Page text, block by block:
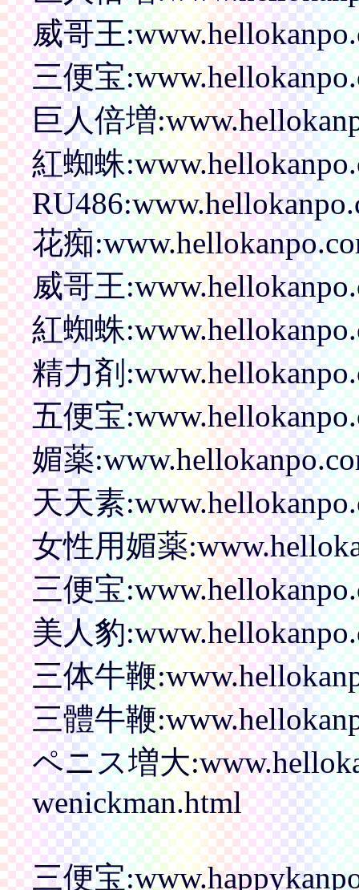
威哥王
三便宝
巨人倍増
紅蜘蛛
花痴
威哥王
紅蜘蛛
精力剤
五便宝
媚薬
天天素
女性用媚薬
三便宝
美人豹
三体牛鞭
三體牛鞭
ペニス増大
wenickman.html
三便宝